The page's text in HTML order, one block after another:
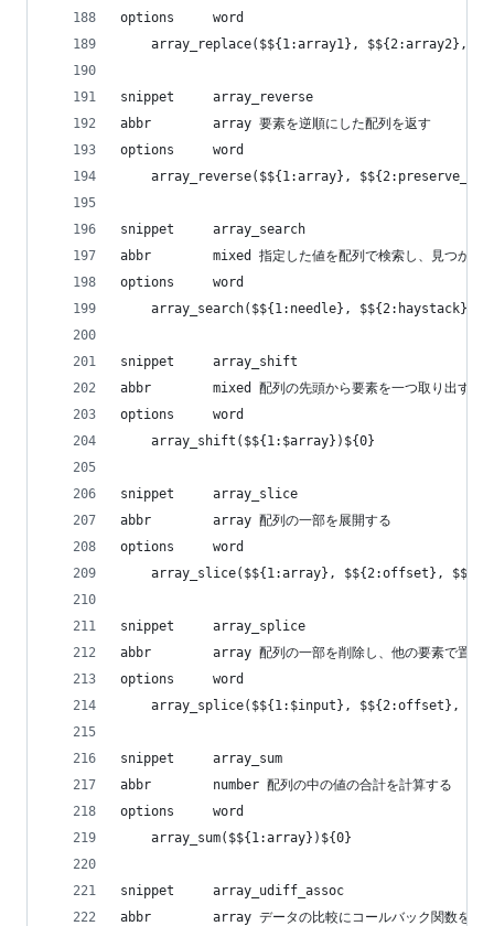
options     word
array_replace($${1:array1}, $${2:array2},
snippet     array_reverse
abbr        array 要素を逆順にした配列を返す
options     word
array_reverse($${1:array},
snippet     array_search
abbr        mixed 指定した値を配列で検索し、見つかった
options     word
array_search($${1:needle}, $${2:haystack},
snippet     array_shift
abbr        mixed 配列の先頭から要素を一つ取り出す
options     word
    array_shift($${1:$array})${0}
snippet     array_slice
abbr        array 配列の一部を展開する
options     word
array_slice($${1:array}, $${2:offset},
snippet     array_splice
abbr        array 配列の一部を削除し、他の要素で置換
options     word
array_splice($${1:$input}, $${2:offset},
snippet     array_sum
abbr        number 配列の中の値の合計を計算する
options     word
    array_sum($${1:array})${0}
snippet     array_udiff_assoc
abbr        array データの比較にコールバック関数を用い